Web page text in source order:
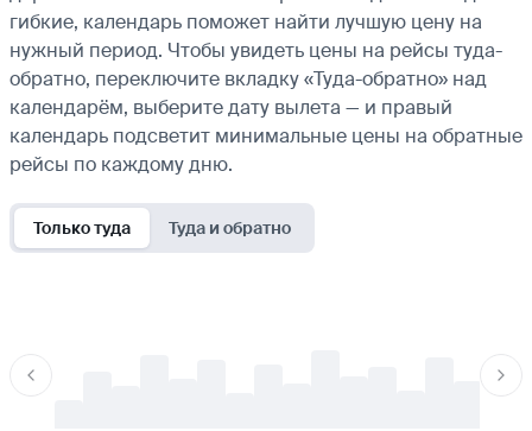
гибкие, календарь поможет найти лучшую цену на
нужный период. Чтобы увидеть цены на рейсы туда-
обратно, переключите вкладку «Туда-обратно» над
календарём, выберите дату вылета — и правый
календарь подсветит минимальные цены на обратные
рейсы по каждому дню.
Только туда Туда и обратно